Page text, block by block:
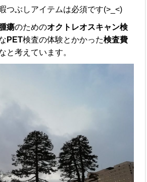
つぶしアイテムは必須です(>_<)
瘍のためのオクトレオスキャン検
PET検査の体験とかかった検査費
らなと考えています。